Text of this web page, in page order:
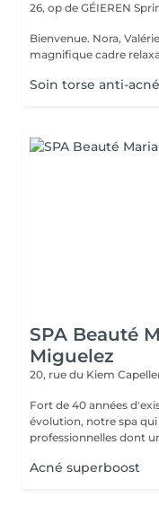
26, op de GÉIEREN
Bienvenue. Nora, Valérie, Julie et Anaïs vous accueillent dans un
magnifique cadre
Soin torse anti-acné
SPA Beauté
Miguelez
20, rue du Kiem
Fort de 40 années
évolution, notre spa
professionnelles dont
Acné superboost